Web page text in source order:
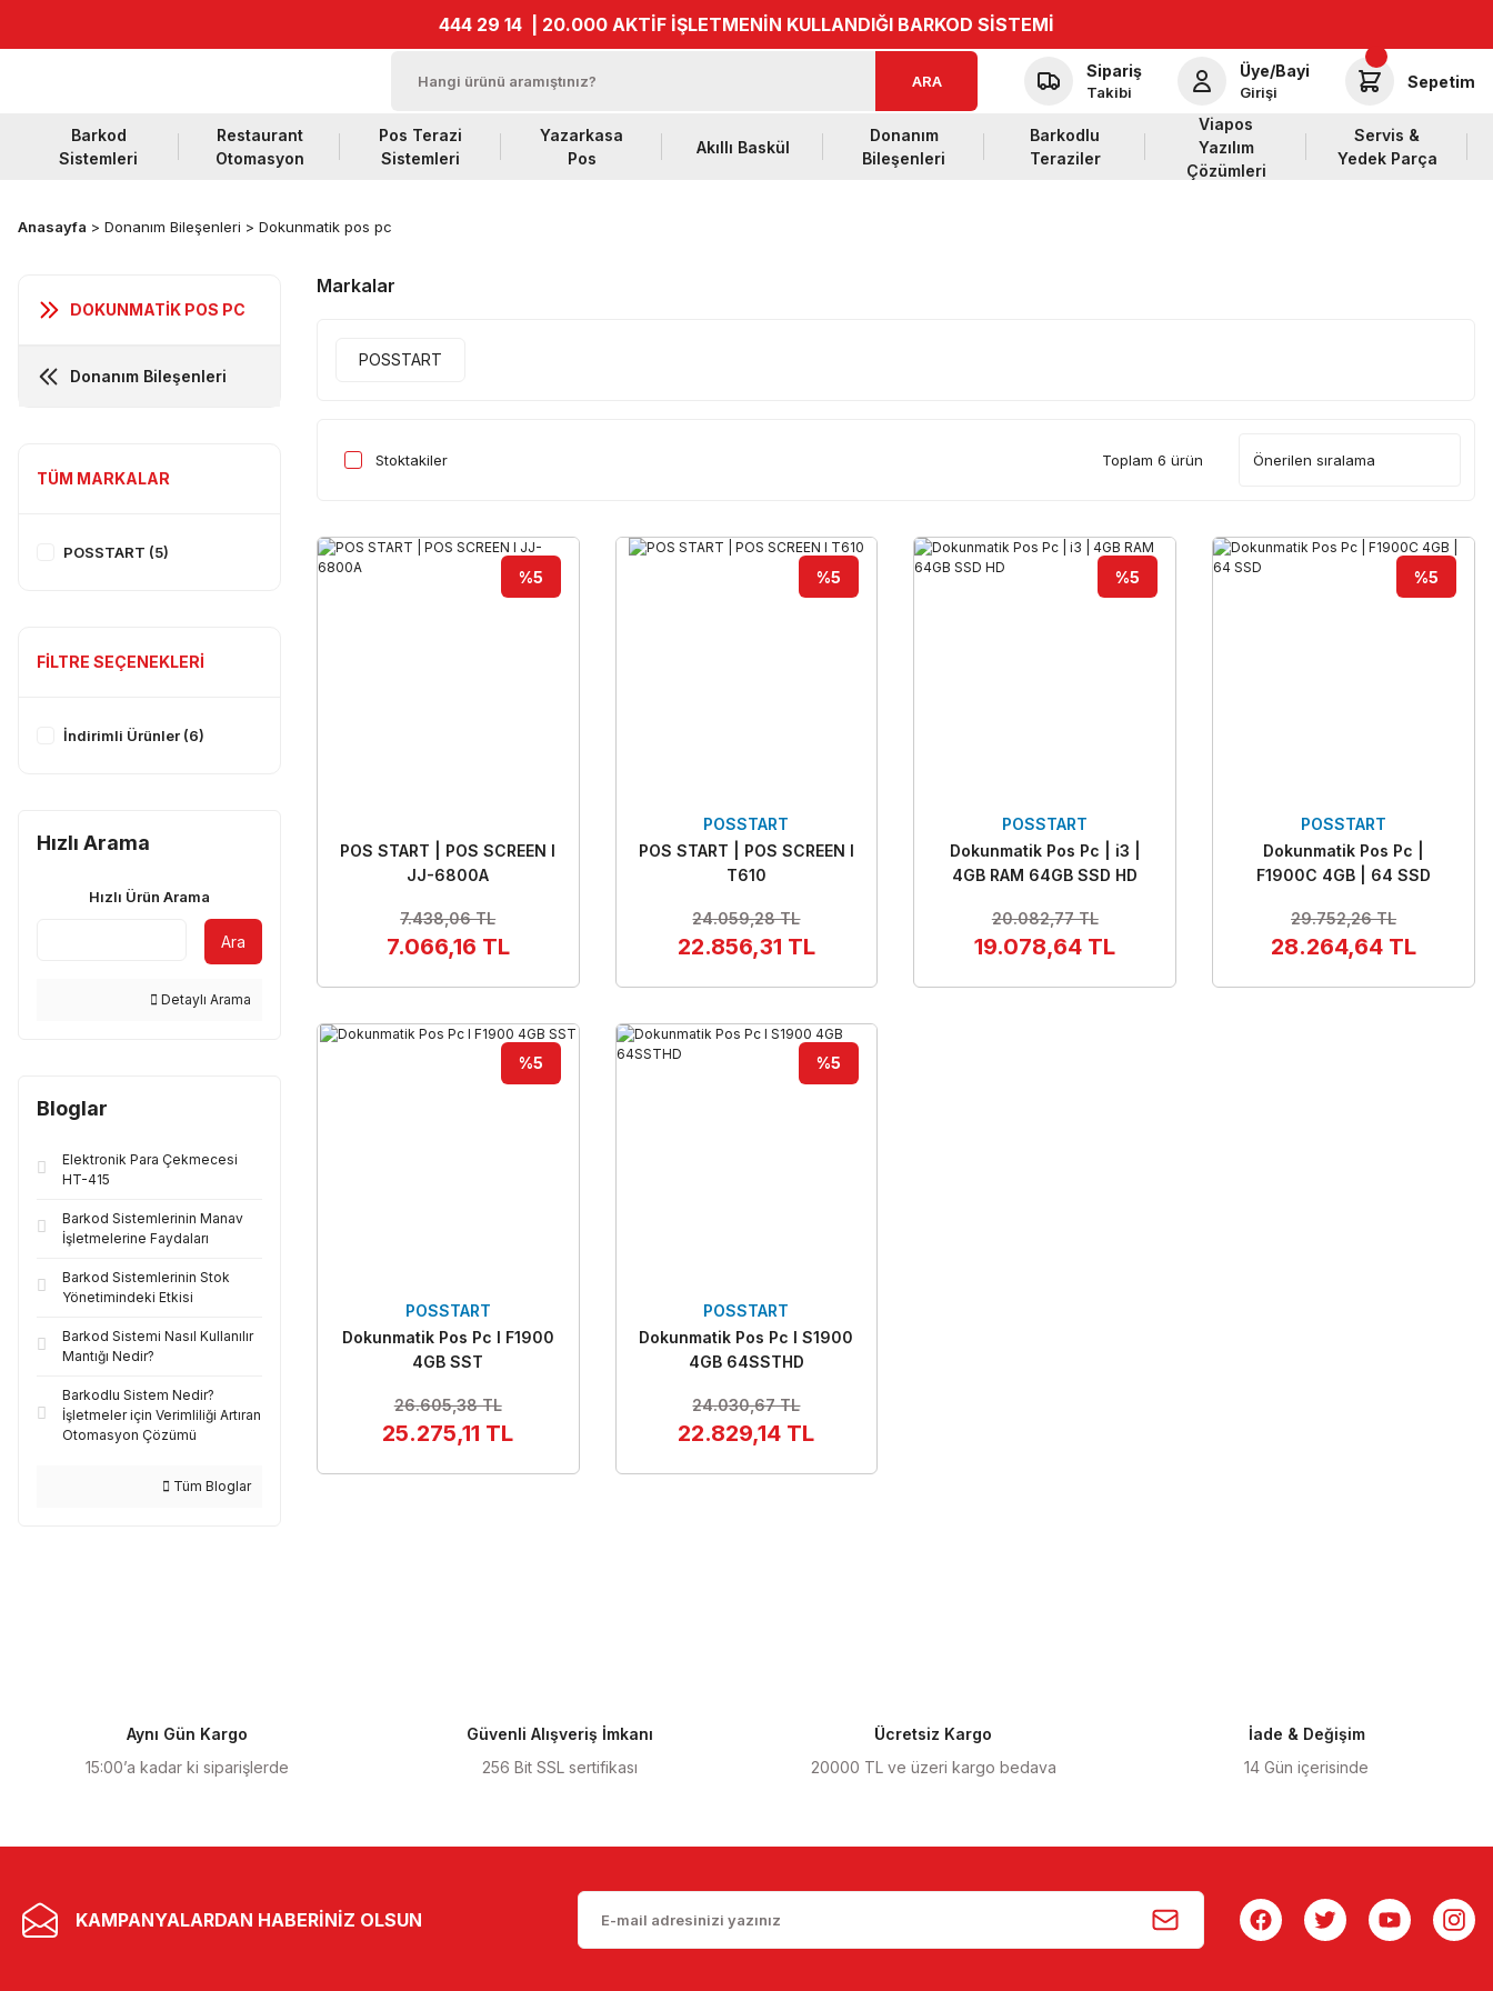
444 29 14 | 20.000 AKTİF İŞLETMENİN KULLANDIĞI BARKOD SİSTEMİ
ARA
Sipariş
Takibi
Üye/Bayi
Girişi
Sepetim
Barkod
Sistemleri
Restaurant
Otomasyon
Pos Terazi
Sistemleri
Yazarkasa
Pos
Akıllı Baskül
Donanım
Bileşenleri
Barkodlu
Teraziler
Viapos
Yazılım
Çözümleri
Servis &
Yedek Parça
Anasayfa Donanım Bileşenleri Dokunmatik pos pc
DOKUNMATIK POS PC
Donanım Bileşenleri
TÜM MARKALAR
POSSTART (5)
FILTRE SEÇENEKLERI
İndirimli Ürünler (6)
Hızlı Arama
Hızlı Ürün Arama
Ara
Detaylı Arama
Bloglar
Elektronik Para Çekmecesi
HT-415
Barkod Sistemlerinin Manav
İşletmelerine Faydaları
Barkod Sistemlerinin Stok
Yönetimindeki Etkisi
Barkod Sistemi Nasıl Kullanılır
Mantığı Nedir?
Barkodlu Sistem Nedir?
İşletmeler için Verimliliği Artıran
Otomasyon Çözümü
Tüm Bloglar
Markalar
POSSTART
Stoktakiler Toplam 6 ürün
%5
POS START | POS SCREEN l
JJ-6800A
7.438,06 TL
7.066,16 TL
%5
POSSTART
POS START | POS SCREEN l
T610
24.059,28 TL
22.856,31 TL
%5
POSSTART
Dokunmatik Pos Pc | i3 |
4GB RAM 64GB SSD HD
20.082,77 TL
19.078,64 TL
%5
POSSTART
Dokunmatik Pos Pc |
F1900C 4GB | 64 SSD
29.752,26 TL
28.264,64 TL
%5
POSSTART
Dokunmatik Pos Pc l F1900
4GB SST
26.605,38 TL
25.275,11 TL
%5
POSSTART
Dokunmatik Pos Pc l S1900
4GB 64SSTHD
24.030,67 TL
22.829,14 TL
Aynı Gün Kargo
15:00’a kadar ki siparişlerde
Güvenli Alışveriş İmkanı
256 Bit SSL sertifikası
Ücretsiz Kargo
20000 TL ve üzeri kargo bedava
İade & Değişim
14 Gün içerisinde
KAMPANYALARDAN HABERİNİZ OLSUN